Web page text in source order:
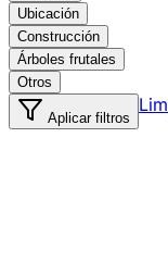
Ubicación
Construcción
Árboles frutales
Otros
Aplicar filtros